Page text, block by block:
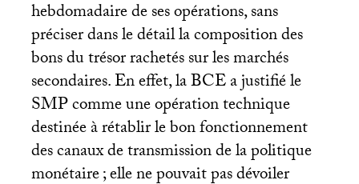
hebdomadaire de ses opérations, sans
préciser dans le détail la composition des
bons du trésor rachetés sur les marchés
secondaires. En effet, laBCEa justifié le
SMPcomme une opération technique
destinée à rétablir le bon fonctionnement
des canaux de transmission de la politique
monétaire; elle ne pouvait pas dévoiler